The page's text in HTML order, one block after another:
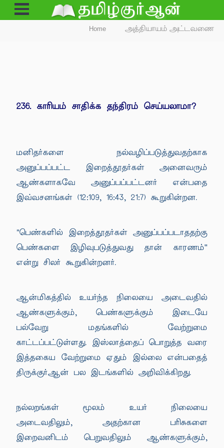
Open
Menu
Home அத்தியாயம் அட்டவணை
236. காரியம் சாதிக்க தந்திரம் செய்யலாமா?
மனிதர்களை நல்வழிப்படுத்துவதற்காக
அனுப்பப்பட்ட இறைத்தூதர்கள் அனைவரும்
ஆண்களாகவே அனுப்பப்பட்டனர் என்பதை
இவ்வசனங்கள் (12:109, 16:43, 21:7) கூறுகின்றன.
"பெண்களில் இறைத்தூதர்கள் அனுப்பப்படாததற்கு
பெண்களை இழிவுபடுத்துவது தான் காரணம்''
என்று சிலர் கூறுகின்றனர்.
ஆன்மிகத்தில் உயர்ந்த நிலையை அடைவதில்
ஆண்களுக்கும், பெண்களுக்கும் இடையே
பல்வேறு மதங்களில் வேற்றுமை
காட்டப்பட்டுள்ளது. இஸ்லாத்தைப் பொறுத்த வரை
இத்தகைய வேற்றுமை ஏதும் இல்லை என்பதைத்
திருக்குர்ஆன் பல இடங்களில் அறிவிக்கிறது.
நல்லறங்கள் மூலம் உயர் நிலையை
அடைவதிலும், அதற்கான பரிசுகளை
இறைவனிடம் பெறுவதிலும் ஆண்களுக்கும்,